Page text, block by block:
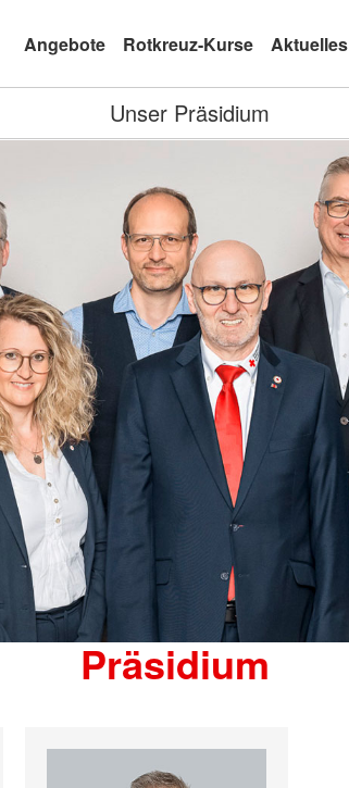
Angebote Rotkreuz-Kurse Aktuelles
Unser Präsidium
Präsidium